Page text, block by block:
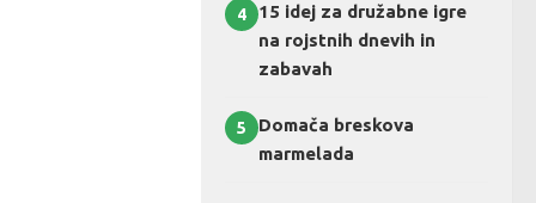
4
15 idej za družabne igre
na rojstnih dnevih in
zabavah
5
Domača breskova
marmelada